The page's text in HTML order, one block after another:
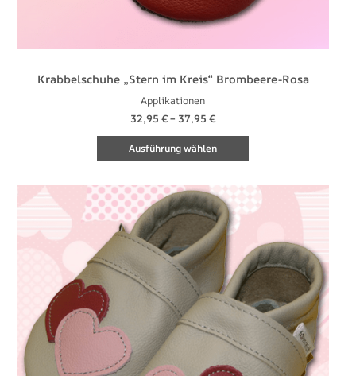
Krabbelschuhe „Stern im Kreis“ Brombeere-Rosa
Applikationen
32,95€– 37,95€
Ausführung wählen
Dieses
Produkt
mehrere
Varianten
Die
Optionen
können
auf